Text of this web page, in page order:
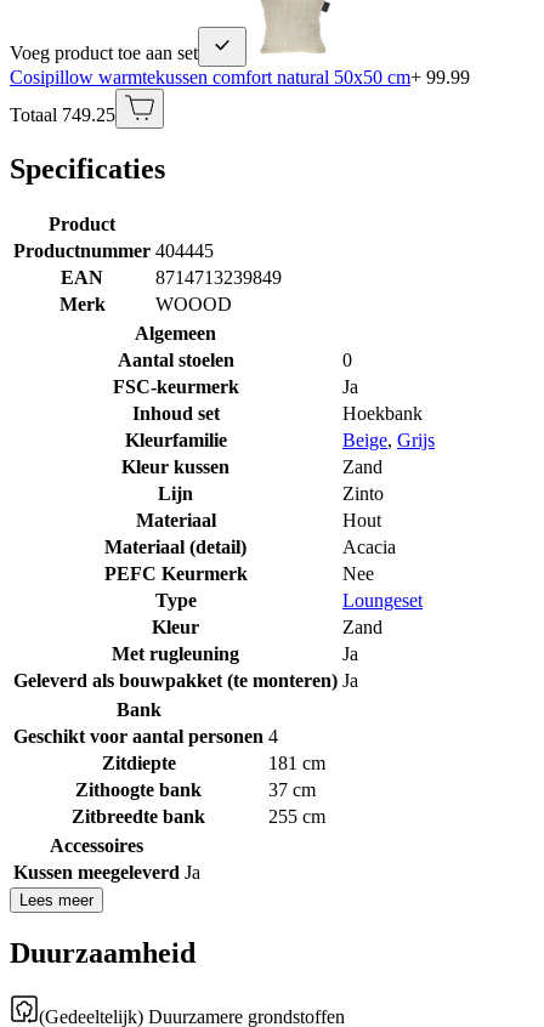
Voeg product toe aan set
Cosipillow warmtekussen comfort natural 50x50 cm+ 99.99
Totaal 749.25
Specificaties
Product
Productnummer 404445
EAN
8714713239849
Merk
WOOOD
Algemeen
Aantal stoelen
0
FSC-keurmerk
Ja
Inhoud set
Hoekbank
Kleurfamilie
Beige, Grijs
Kleur kussen
Zand
Lijn
Zinto
Materiaal
Hout
Materiaal (detail)
Acacia
PEFC Keurmerk
Nee
Type
Loungeset
Kleur
Zand
Met rugleuning
Ja
Geleverd als bouwpakket (te monteren) Ja
Bank
Geschikt voor aantal personen 4
Zitdiepte
181 cm
Zithoogte bank
37 cm
Zitbreedte bank
255 cm
Accessoires
Kussen meegeleverd Ja
Lees meer
Duurzaamheid
(Gedeeltelijk) Duurzamere grondstoffen